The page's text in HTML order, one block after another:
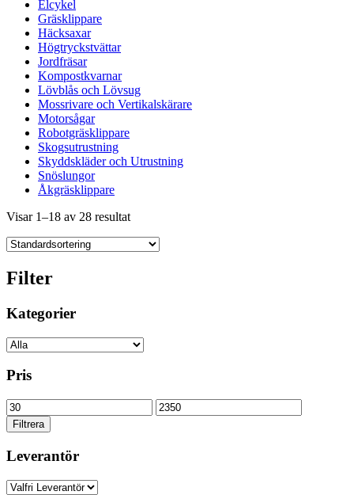
Elcykel
Gräsklippare
Häcksaxar
Högtryckstvättar
Jordfräsar
Kompostkvarnar
Lövblås och Lövsug
Mossrivare och Vertikalskärare
Motorsågar
Robotgräsklippare
Skogsutrustning
Skyddskläder och Utrustning
Snöslungor
Åkgräsklippare
Visar 1–18 av 28 resultat
Filter
Kategorier
Pris
Min
pris
Max
pris
Filtrera
Leverantör